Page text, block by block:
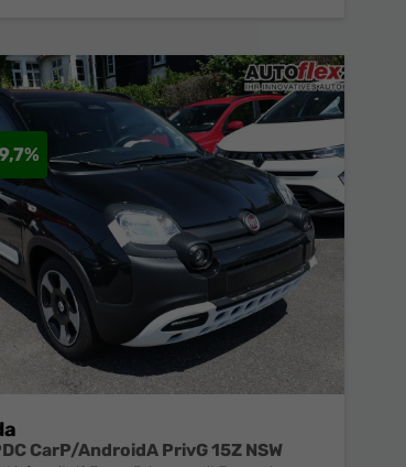
CarP/AndroidA PrivG 15Z NSW